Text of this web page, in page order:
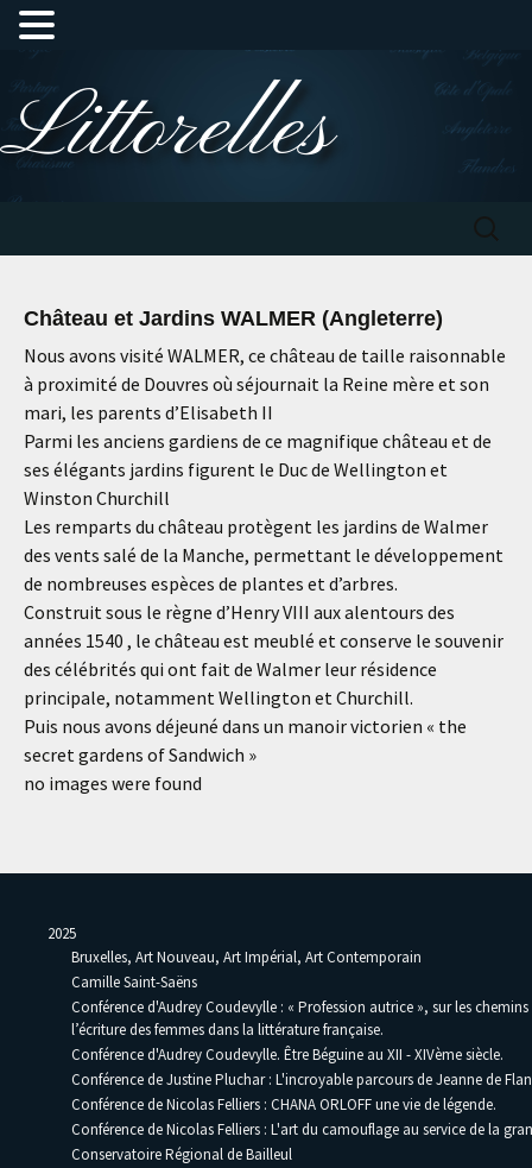
au
contenu
Littorelles
Château et Jardins WALMER (Angleterre)
Nous avons visité WALMER, ce château de taille raisonnable
à proximité de Douvres où séjournait la Reine mère et son
mari, les parents d’Elisabeth II
Parmi les anciens gardiens de ce magnifique château et de
ses élégants jardins figurent le Duc de Wellington et
Winston Churchill
Les remparts du château protègent les jardins de Walmer
des vents salé de la Manche, permettant le développement
de nombreuses espèces de plantes et d’arbres.
Construit sous le règne d’Henry VIII aux alentours des
années 1540 , le château est meublé et conserve le souvenir
des célébrités qui ont fait de Walmer leur résidence
principale, notamment Wellington et Churchill.
Puis nous avons déjeuné dans un manoir victorien « the
secret gardens of Sandwich »
no images were found
2025
Bruxelles, Art Nouveau, Art Impérial, Art Contemporain
Camille Saint-Saëns
Conférence d'Audrey Coudevylle : « Profession autrice », sur les
l’écriture des femmes dans la littérature française.
Conférence d'Audrey Coudevylle. Être Béguine au XII - XIVème siècle.
Conférence de Justine Pluchar : L'incroyable parcours de Jeanne de
Conférence de Nicolas Felliers : CHANA ORLOFF une vie de légende.
Conférence de Nicolas Felliers : L'art du camouflage au service de la
Conservatoire Régional de Bailleul